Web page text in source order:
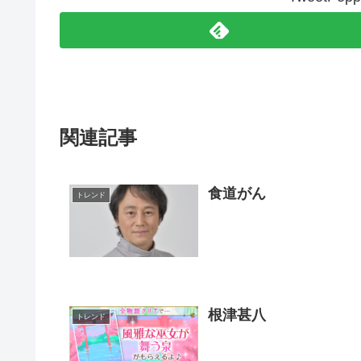
関連記事
トレンド 食道がん
トレンド 根津甚八